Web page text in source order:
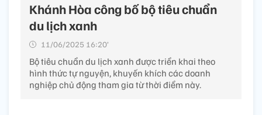
Khánh Hòa công bố bộ tiêu chuẩn
du lịch xanh
11/06/2025 16:20’
Bộ tiêu chuẩn du lịch xanh được triển khai theo
hình thức tự nguyện, khuyến khích các doanh
nghiệp chủ động tham gia từ thời điểm này.